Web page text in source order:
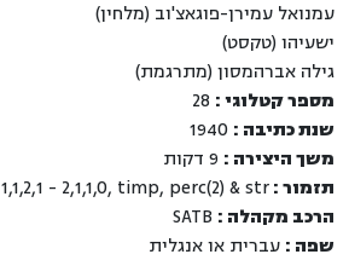
עמנואל עמירן-פוגאצ'וב (מלחין)
ישעיהו (טקסט)
גילה אברהמסון (מתרגמת)
מספר קטלוגי :
שנת כתיבה :
משך היצירה :
תזמור :1,1,2,1 - 2,1,1,0, timp, perc(2) & str
הרכב מקהלה :
שפה : עברית או אנגלית